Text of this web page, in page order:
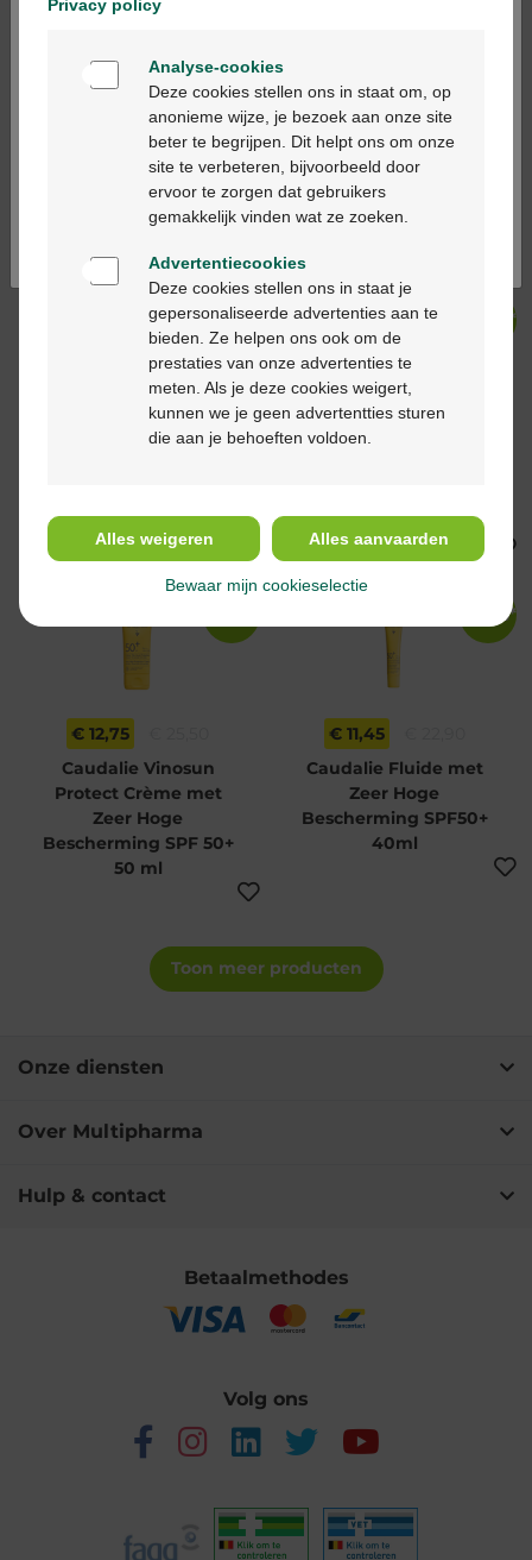
€ 14,95
€ 29,90
Caudalie Sublimerende
Olie met Hoge
Bescherming SPF50
150ml
€ 10,95
€ 21,90
Caudalie Vinosun
Protect Onzichtbare
Stick met Hoge
Bescherming SPF50
15g
-50%*
€ 29,99
-50%*
€ 10,80
Aftersun 200ml
€ 12,75
Caudalie Vinosun
Protect Crème met
Zeer Hoge
Bescherming SPF 50+
50 ml
-50%*
€ 11,45
Caudalie Fluide met
Zeer Hoge
Bescherming SPF50+
40ml
Toon meer producten
Onze diensten
Over Multipharma
Hulp & contact
Betaalmethodes
Volg ons
Bienvenue
Ga verder in het nederlands
Continuez en français
Privacy policy
Analyse-cookies
Deze cookies stellen ons in staat om, op
anonieme wijze, je bezoek aan onze site
beter te begrijpen. Dit helpt ons om onze
site te verbeteren, bijvoorbeeld door
ervoor te zorgen dat gebruikers
gemakkelijk vinden wat ze zoeken.
Advertentiecookies
Deze cookies stellen ons in staat je
gepersonaliseerde advertenties aan te
bieden. Ze helpen ons ook om de
prestaties van onze advertenties te
meten. Als je deze cookies weigert,
kunnen we je geen advertentties sturen
die aan je behoeften voldoen.
Alles weigeren Alles aanvaarden
Bewaar mijn cookieselectie